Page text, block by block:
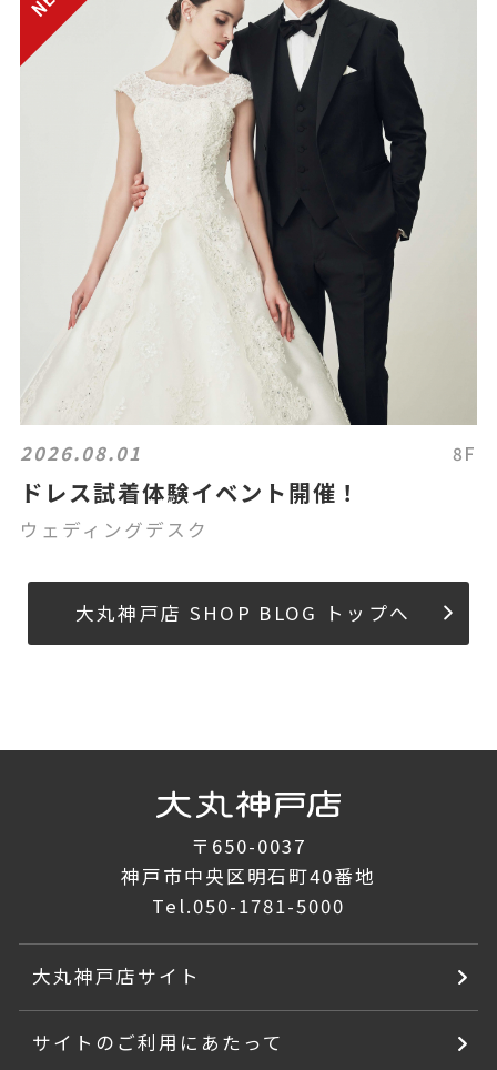
2026.08.01 8F
ドレス試着体験イベント開催！
ウェディングデスク
大丸神戸店 SHOP BLOG トップへ
〒650-0037
神戸市中央区明石町40番地
Tel.050-1781-5000
大丸神戸店サイト
サイトのご利用にあたって